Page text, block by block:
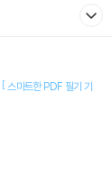
[ 스마트한 PDF 필기 기